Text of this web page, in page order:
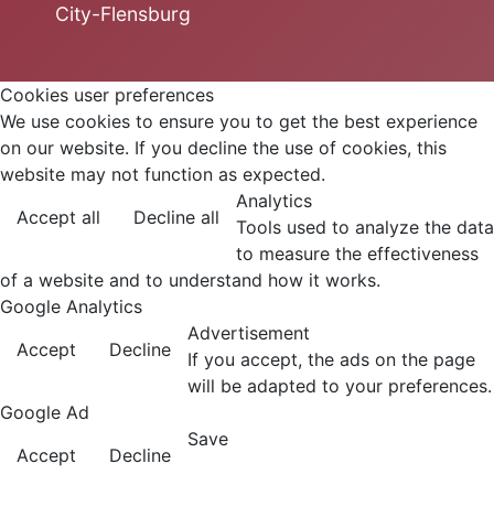
City-Flensburg
Cookies user preferences
We use cookies to ensure you to get the best experience
on our website. If you decline the use of cookies, this
website may not function as expected.
Accept all
Decline all
Analytics
Tools used to analyze the data
to measure the effectiveness
of a website and to understand how it works.
Google Analytics
Accept
Decline
Advertisement
If you accept, the ads on the page
will be adapted to your preferences.
Google Ad
Accept
Decline
Save